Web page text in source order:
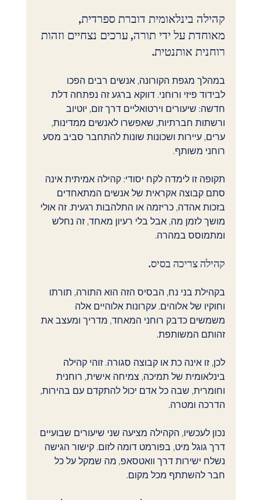
קהילה בינלאומית דוברת ספרדית,
מאוחדת על ידי תורה, ערכים נצחיים וזהות
רוחנית אותנטית.
במהלך מגפת הקורונה, אנשים רבים הפכו
לבידוד פיזי ורוחני. דווקא ברגע זה נפתחה דלת
חדשה: שיעורים וירטואליים דרך זום, יוטיוב
ורשתות חברתיות, שאפשרו לאנשים ממדינות,
ערים, עיירות ושכונות שונות להתחבר סביב מסע
רוחני משותף.
תקופה זו לימדה לקח יסודי: קהילה אמיתית אינה
סתם קבוצה אקראית של אנשים המתאחדים
בזכות אהדה, כריזמה או התלהבות רגעית. זה אולי
מושך לזמן מה, אבל בלי רעיון מאחד, זה נחלש
ומתמוסס במהרה.
קהילה צריכה בסיס.
בקהילת בני נח, הבסיס הזה הוא התורה, תורתו
וחוקיו של אלוהים. עקרונות אלוהיים אלה
משמשים כדבק רוחני המאחד, מדריך ומעצב את
זהותם המשותפת.
לכן, זו אינה כת או קבוצה סגורה. זוהי קהילה
בינלאומית של תמיכה, צמיחה אישית, רוחנית
וחומרית, שבה כל אדם יכול להתקדם עם בהירות,
הדרכה ומטרה.
נכון לעכשיו, הקהילה מציעה שני שיעורים שבועיים
דרך גוגל מיט, בפורמט דומה לזום. קישור הגישה
נשלח ישירות דרך וואטסאפ, מה שמקל על כל
חבר להשתתף מכל מקום.